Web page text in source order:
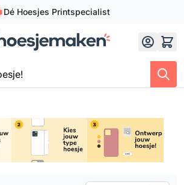
Dé Hoesjes Printspecialist